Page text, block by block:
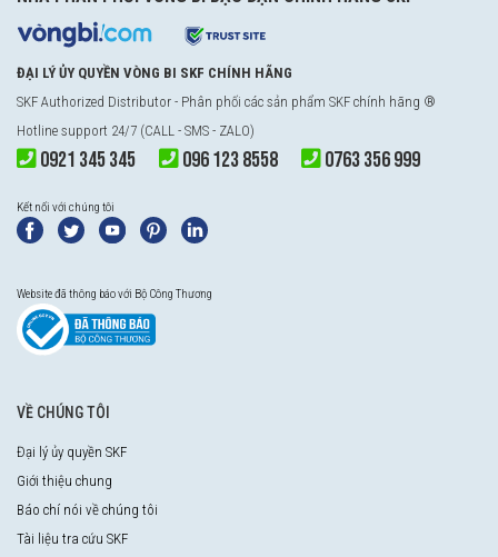
ĐẠI LÝ ỦY QUYỀN VÒNG BI SKF CHÍNH HÃNG
SKF Authorized Distributor - Phân phối các sản phẩm SKF chính hãng ®
Hotline support 24/7 (CALL - SMS - ZALO)
0921 345 345 096 123 8558 0763 356 999
Kết nối với chúng tôi
Website đã thông báo với Bộ Công Thương
VỀ CHÚNG TÔI
Đại lý ủy quyền SKF
Giới thiệu chung
Báo chí nói về chúng tôi
Tài liệu tra cứu SKF